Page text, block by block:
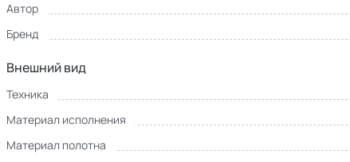
Автор
Бренд
Внешний вид
Техника
Материал исполнения
Материал полотна